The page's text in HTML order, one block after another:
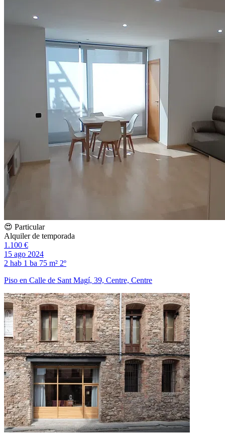
😍 Particular
Alquiler de temporada
1.100 €
15 ago 2024
2 hab 1 ba 75 m² 2º
Piso en Calle de Sant Magí, 39, Centre, Centre